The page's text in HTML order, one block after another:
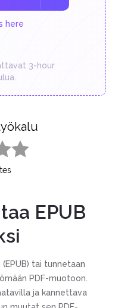
here
3-hour
EPUB
tai tunnetaan
PDF-muotoon.
ja kannettava